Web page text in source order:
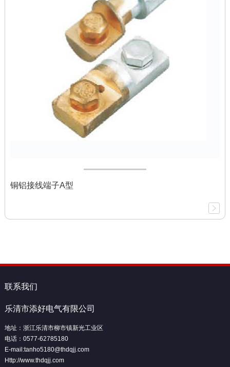
铜铝接线端子A型
联系我们
乐清市添好电气有限公司
地址：浙江乐清市柳市镇新光工业区
电话：0577-62785180
E-mail:tanho5180@thdqjj.com
Http://www.thdqjj.com